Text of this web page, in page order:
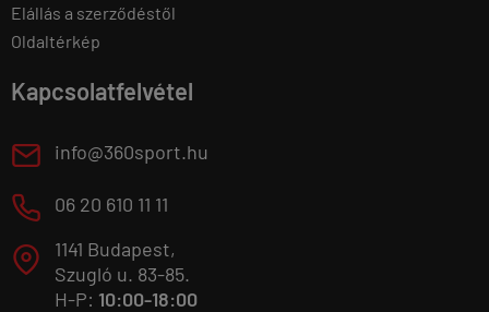
Elállás a szerződéstől
Oldaltérkép
Kapcsolatfelvétel
E info@360sport.hu
M 06 20 610 11 11
T
1141 Budapest,
Szugló u. 83-85.
H-P: 10:00-18:00